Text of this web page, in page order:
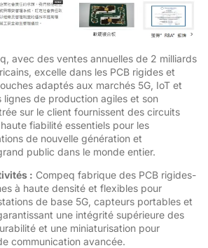
avec des ventes annuelles de 2 milliards
excelle dans les PCB rigides et
adaptés aux marchés 5G, IoT et
lignes de production agiles et son
sur le client fournissent des circuits
fiabilité essentiels pour les
de nouvelle génération et
public dans le monde entier.
: Compeq fabrique des PCB rigides-
à haute densité et flexibles pour
de base 5G, capteurs portables et
une intégrité supérieure des
et une miniaturisation pour
communication avancée.